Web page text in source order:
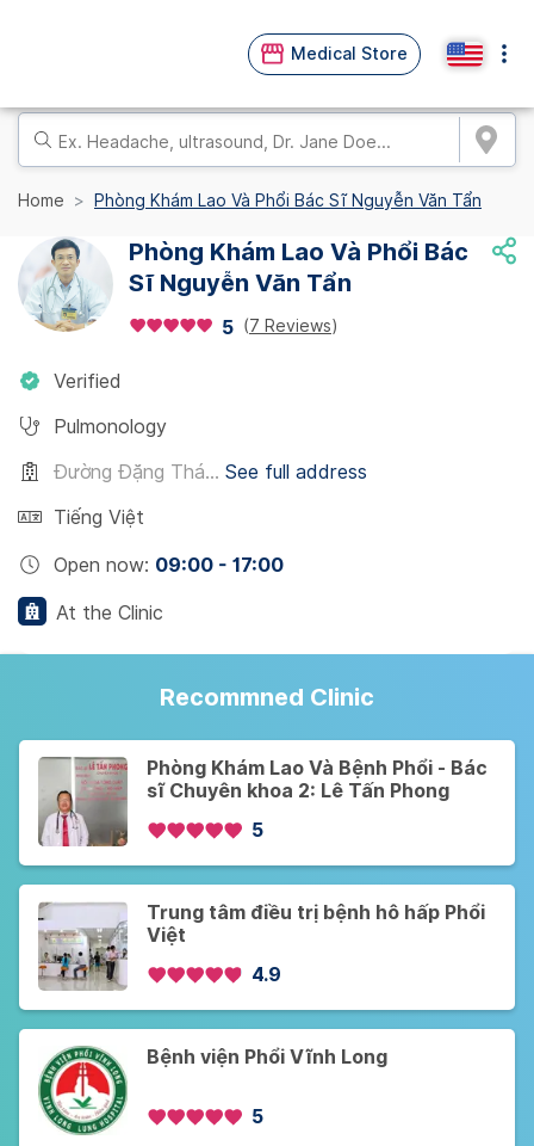
Medical Store
Home Phòng Khám Lao Và Phổi Bác Sĩ Nguyễn Văn Tẩn
Phòng Khám Lao Và Phổi Bác
Sĩ Nguyễn Văn Tẩn
5 (7 Reviews)
Verified
Pulmonology
Đường Đặng Thá... See full address
Tiếng Việt
Open now: 09:00 - 17:00
At the Clinic
Recommned Clinic
Phòng Khám Lao Và Bệnh Phổi - Bác
sĩ Chuyên khoa 2: Lê Tấn Phong
5
Trung tâm điều trị bệnh hô hấp Phổi
Việt
4.9
Bệnh viện Phổi Vĩnh Long
5